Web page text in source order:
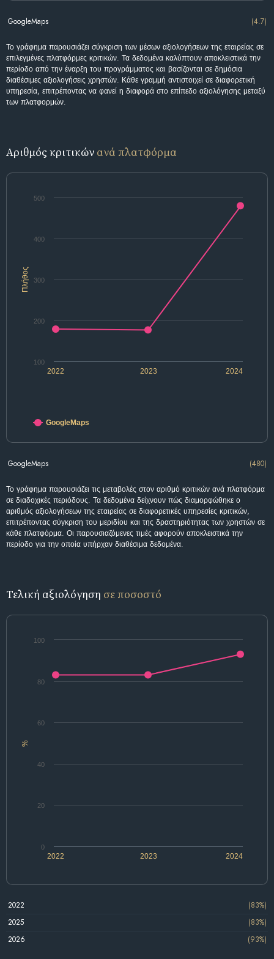
GoogleMaps (4.7)
Το γράφημα παρουσιάζει σύγκριση των μέσων αξιολογήσεων της εταιρείας σε
επιλεγμένες πλατφόρμες κριτικών. Τα δεδομένα καλύπτουν αποκλειστικά την
περίοδο από την έναρξη του προγράμματος και βασίζονται σε δημόσια
διαθέσιμες αξιολογήσεις χρηστών. Κάθε γραμμή αντιστοιχεί σε διαφορετική
υπηρεσία, επιτρέποντας να φανεί η διαφορά στο επίπεδο αξιολόγησης μεταξύ
των πλατφορμών.
Αριθμός κριτικών ανά πλατφόρμα
Πλήθος
2022 2023 2024
200
300
400
500
100
GoogleMaps
GoogleMaps (480)
Το γράφημα παρουσιάζει τις μεταβολές στον αριθμό κριτικών ανά πλατφόρμα
σε διαδοχικές περιόδους. Τα δεδομένα δείχνουν πώς διαμορφώθηκε ο
αριθμός αξιολογήσεων της εταιρείας σε διαφορετικές υπηρεσίες κριτικών,
επιτρέποντας σύγκριση του μεριδίου και της δραστηριότητας των χρηστών σε
κάθε πλατφόρμα. Οι παρουσιαζόμενες τιμές αφορούν αποκλειστικά την
περίοδο για την οποία υπήρχαν διαθέσιμα δεδομένα.
Τελική αξιολόγηση σε ποσοστό
%
2022 2023 2024
0
20
40
60
80
100
2022
(83%)
2025
(83%)
2026
(93%)